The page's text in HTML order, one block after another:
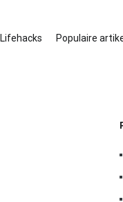
Lifehacks Populaire